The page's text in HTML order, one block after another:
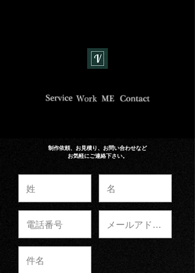
制作依頼、お見積り、お問い合わせなど
​お気軽にご連絡下さい。